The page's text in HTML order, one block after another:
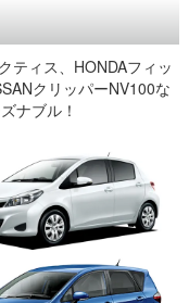
ティス、HONDAフィッ
クリッパーNV100な
ナブル！